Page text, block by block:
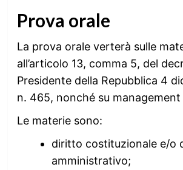
Prova orale
La prova orale verterà sulle
all’articolo 13, comma 5, del
Presidente della Repubblica 4
n. 465, nonché su
Le materie sono:
diritto costituzionale e/o
amministrativo;